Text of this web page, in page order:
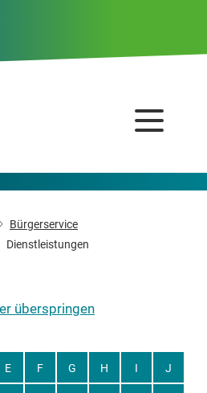
Bürgerservice
Dienstleistungen
überspringen
E F G H I J